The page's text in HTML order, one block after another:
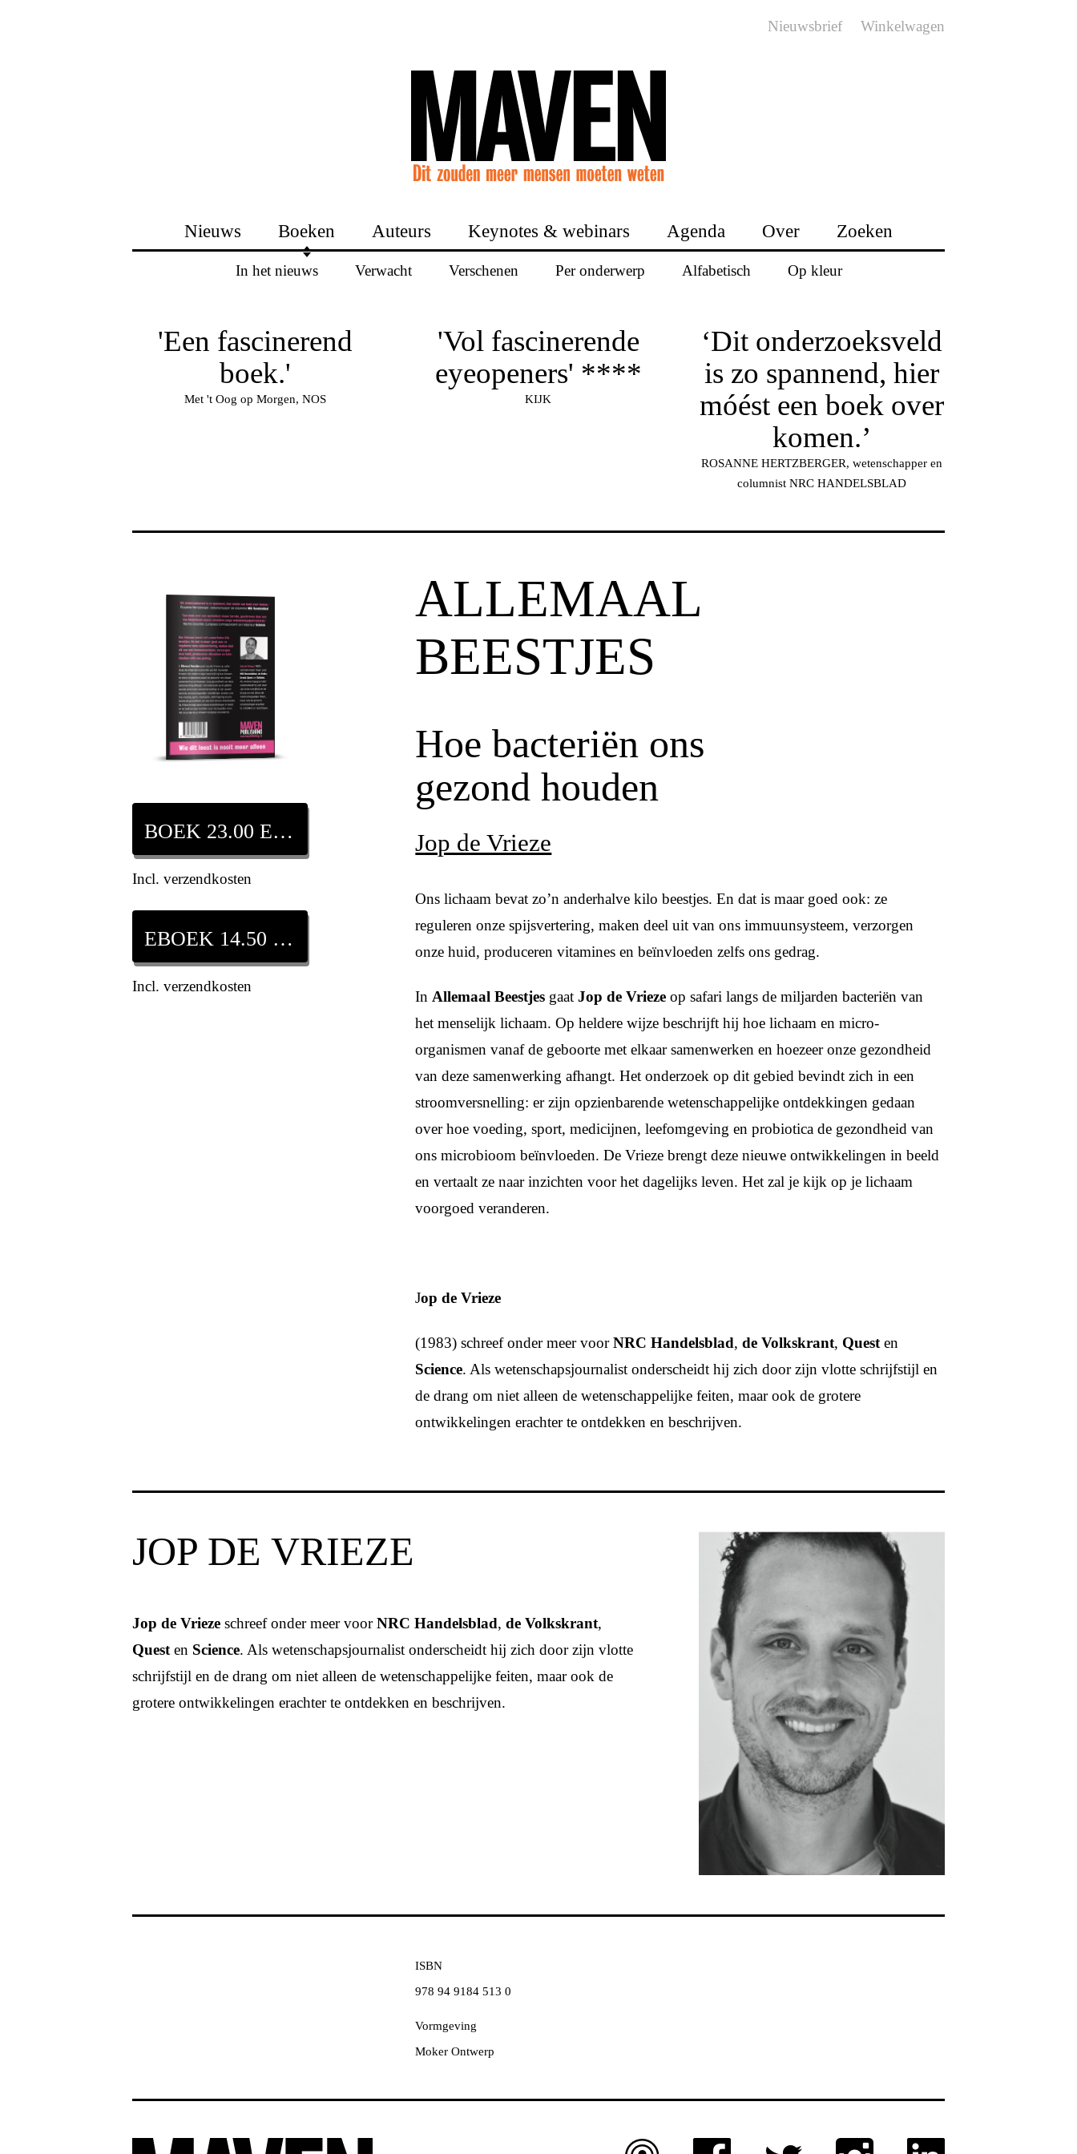
Nieuwsbrief Winkelwagen
Nieuws Boeken
In het nieuws Verwacht Verschenen Per onderwerp Alfabetisch Op kleur
Auteurs Keynotes & webinars Agenda Over Zoeken
'Een fascinerend
boek.'
Met 't Oog op Morgen, NOS
'Vol fascinerende
eyeopeners' ****
KIJK
‘Dit onderzoeksveld
is zo spannend, hier
móést een boek over
komen.’
ROSANNE HERTZBERGER, wetenschapper en
columnist NRC HANDELSBLAD
BOEK 23.00 EURO
Incl. verzendkosten
EBOEK 14.50 EURO
Incl. verzendkosten
ALLEMAAL
BEESTJES
Hoe bacteriën ons
gezond houden
Jop de Vrieze
Ons lichaam bevat zo’n anderhalve kilo beestjes. En dat is maar goed ook: ze
reguleren onze spijsvertering, maken deel uit van ons immuunsysteem, verzorgen
onze huid, produceren vitamines en beïn­vloeden zelfs ons gedrag.
InAllemaal Beestjes gaatJop de Vrieze op safari langs de miljarden bacteriën van
het menselijk lichaam. Op heldere wijze beschrijft hij hoe lichaam en micro-
organismen vanaf de geboorte met elkaar samenwerken en hoezeer onze gezondheid
van deze samenwerking afhangt. Het onderzoek op dit gebied bevindt zich in een
stroomversnelling: er zijn opzienbarende wetenschappelijke ontdekkingen gedaan
over hoe voeding, sport, medicijnen, leefomgeving en probiotica de gezondheid van
ons microbioom beïnvloeden. De Vrieze brengt deze nieuwe ontwikkelingen in beeld
en vertaalt ze naar inzichten voor het dagelijks leven. Het zal je kijk op je lichaam
voorgoed veranderen.
Jop de Vrieze
(1983) schreef onder meer voorNRC Handelsblad,de Volkskrant, Questen
Science. Als wetenschapsjournalist onderscheidt hij zich door zijn vlotte schrijfstijl en
de drang om niet alleen de wetenschappelijke feiten, maar ook de grotere
ontwikkelingen erachter te ontdekken en beschrijven.
JOP DE VRIEZE
Jop de Vrieze schreef onder meer voorNRC Handelsblad, de Volkskrant,
Questen Science. Als wetenschapsjournalist onderscheidt hij zich door zijn vlotte
schrijfstijl en de drang om niet alleen de wetenschappelijke feiten, maar ook de
grotere ontwikkelingen erachter te ontdekken en beschrijven.
ISBN
978 94 9184 513 0
Vormgeving
Moker Ontwerp